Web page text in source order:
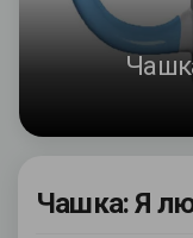
Чашка: Я